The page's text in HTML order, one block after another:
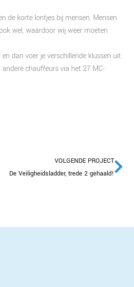
de korte lontjes bij mensen. Mensen
wel, waardoor wij weer moeten
dan voer je verschillende klussen uit.
chauffeurs via het 27 MC-
VOLGENDE PROJECT
De Veiligheidsladder, trede 2 gehaald!